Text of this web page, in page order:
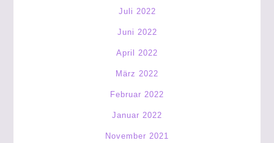
Juli 2022
Juni 2022
April 2022
März 2022
Februar 2022
Januar 2022
November 2021